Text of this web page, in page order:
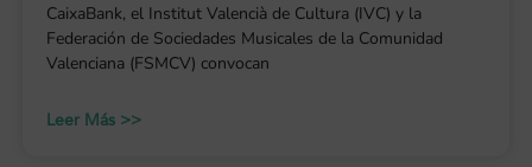
CaixaBank, el Institut Valencià de Cultura (IVC) y la
Federación de Sociedades Musicales de la Comunidad
Valenciana (FSMCV) convocan
Leer Más >>